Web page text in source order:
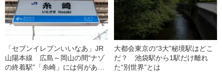
「セブンイレブンいいなあ」JR
山陽本線 広島～岡山の間“ナゾ
の終着駅”「糸崎」には何があ
大都会東京の“3大”秘境駅はどこ
だ？ 池袋駅から1駅だけ離れ
た“別世界”とは